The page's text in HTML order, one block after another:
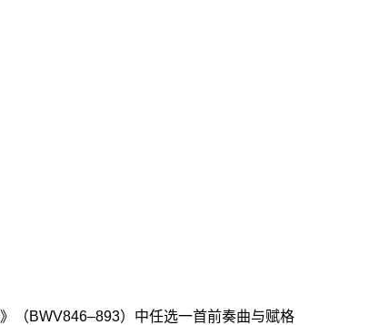
（BWV846–893）中任选一首前奏曲与赋格